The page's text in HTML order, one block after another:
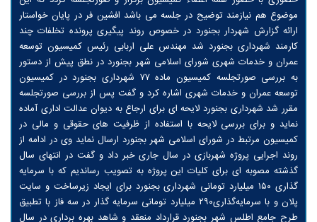
موضوع هم نیازمند توضیح در جلسه می باشد افشین فر در پایان خواستار
ارائه گزارش شهردار بجنورد در خصوص روند پیگیری پرونده تخلفات چند
کارمند شهرداری بجنورد شد مهندس علی اربابی رئیس کمیسیون توسعه
عمران و خدمات شهری شورای اسلامی شهر بجنورد در نطق پیش از دستور
به بررسی صورتجلسه کمیسیون ماده ۷۷ شهرداری بجنورد در کمیسیون
توسعه عمران و خدمات شهری اشاره کرد و گفت پس از بررسی صورتجلسه
مقرر شد شهرداری بجنورد لایحه ای برای ارجاع به دیوان عدالت اداری آماده
نماید و برای بررسی لایحه با استفاده از ظرفیت های حقوقی و مالی در
کمیسیون مرتبط در شورای اسلامی شهر بجنورد ارسال نماید وی در ادامه از
روند اجرایی پروژه شهربازی در سال جاری خبر داد و گفت در انتهای سال
گذشته مصوبه ای برای کلیات این پروژه به تصویب رساندیم که با سرمایه
گذاری ۱۵۰ میلیارد تومانی شهرداری بجنورد برای ایجاد زیرساخت و سایت
پلان و با سرمایه‌گذاری۲۹۰ میلیارد تومانی سرمایه گذار در سه فاز با تطبیق
طرح جامع اطلس شهر بجنورد قرارداد منعقد و شاهد بهره برداری در سال